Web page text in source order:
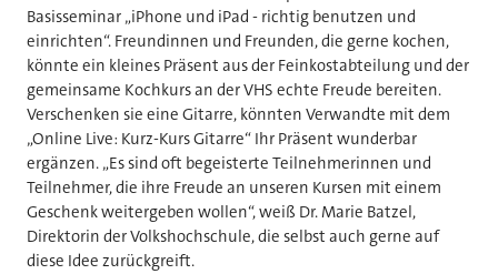
Basisseminar „iPhone und iPad - richtig benutzen und
einrichten“. Freundinnen und Freunden, die gerne kochen,
könnte ein kleines Präsent aus der Feinkostabteilung und der
gemeinsame Kochkurs an der VHS echte Freude bereiten.
Verschenken sie eine Gitarre, könnten Verwandte mit dem
„Online Live: Kurz-Kurs Gitarre“ Ihr Präsent wunderbar
ergänzen. „Es sind oft begeisterte Teilnehmerinnen und
Teilnehmer, die ihre Freude an unseren Kursen mit einem
Geschenk weitergeben wollen“, weiß Dr. Marie Batzel,
Direktorin der Volkshochschule, die selbst auch gerne auf
diese Idee zurückgreift.